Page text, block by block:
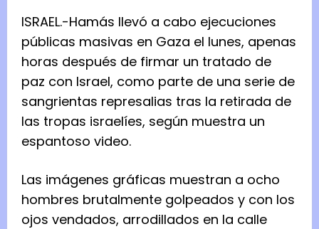
ISRAEL.-Hamás llevó a cabo ejecuciones
públicas masivas en Gaza el lunes, apenas
horas después de firmar un tratado de
paz con Israel, como parte de una serie de
sangrientas represalias tras la retirada de
las tropas israelíes, según muestra un
espantoso video.
Las imágenes gráficas muestran a ocho
hombres brutalmente golpeados y con los
ojos vendados, arrodillados en la calle